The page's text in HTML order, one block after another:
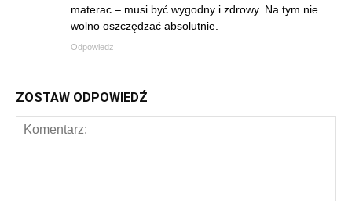
materac – musi być wygodny i zdrowy. Na tym nie
wolno oszczędzać absolutnie.
Odpowiedz
ZOSTAW ODPOWIEDŹ